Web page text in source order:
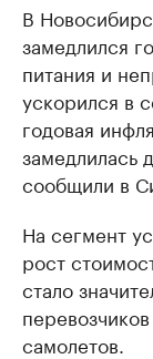
В
замедлился
питания и
ускорился в
годовая
замедлилась
сообщили в
На сегмент
рост
стало
самолетов.